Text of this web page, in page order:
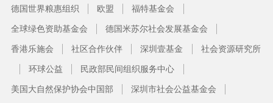
德国世界粮惠组织 欧盟 福特基金会
全球绿色资助基金会 德国米苏尔社会发展基金会
香港乐施会 社区合作伙伴 深圳壹基金 社会资源研究所
环球公益 民政部民间组织服务中心
美国大自然保护协会中国部 深圳市社会公益基金会